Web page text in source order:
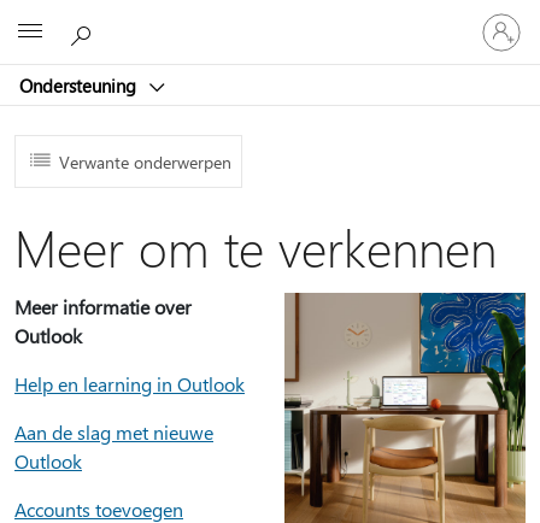
Ondersteuning
Meld
je
aan
je
Verwante onderwerpen
Meer om te verkennen
Meer informatie over
Outlook
Help en learning in Outlook
Aan de slag met nieuwe
Outlook
Accounts toevoegen